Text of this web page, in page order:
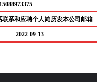
联系和应聘个人简历发本公司邮箱
2022-09-13